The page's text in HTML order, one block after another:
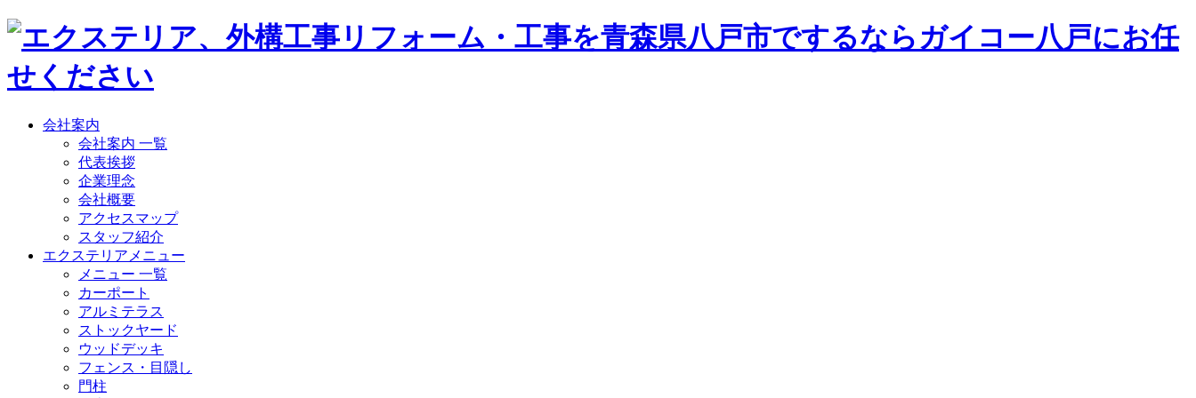
会社案内
会社案内 一覧
代表挨拶
企業理念
会社概要
アクセスマップ
スタッフ紹介
エクステリアメニュー
メニュー 一覧
カーポート
アルミテラス
ストックヤード
ウッドデッキ
フェンス・目隠し
門柱